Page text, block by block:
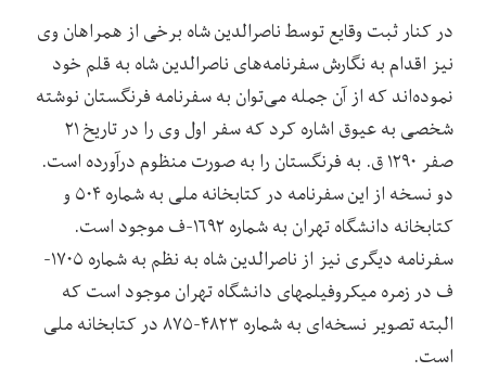
در کنار ثبت وقایع توسط ناصرالدین شاه برخی از همراهان وی
نیز اقدام به نگارش سفرنامه‌های ناصرالدین شاه به قلم خود
نموده‌اند که از آن جمله می‌توان به سفرنامه فرنگستان نوشته
شخصی به عیوق اشاره کرد که سفر اول وی را در تاریخ ۲۱
صفر ۱۲۹۰ ق. به فرنگستان را به صورت منظوم درآورده است.
دو نسخه از این سفرنامه در کتابخانه ملی به شماره ۵۰۴ و
کتابخانه دانشگاه تهران به شماره ۱۶۹۲-ف موجود است.
سفرنامه دیگری نیز از ناصرالدین شاه به نظم به شماره ۱۷۰۵-
ف در زمره میکروفیلمهای دانشگاه تهران موجود است که
البته تصویر نسخه‌ای به شماره ۴۸۲۳-۸۷۵ در کتابخانه ملی
است.